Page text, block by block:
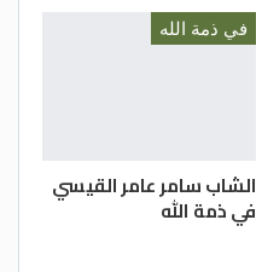
في ذمة الله
الشاب سامر عامر القيسي
في ذمة الله